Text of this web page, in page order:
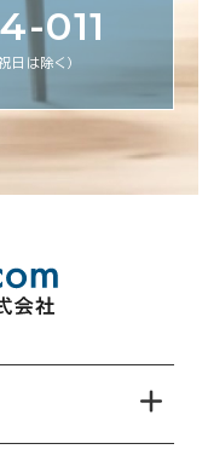
011
は除く）